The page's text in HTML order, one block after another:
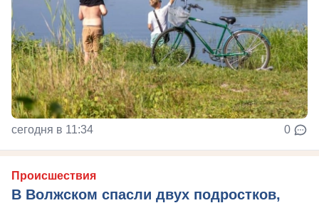
сегодня в 11:34 0
Происшествия
В Волжском спасли двух подростков,